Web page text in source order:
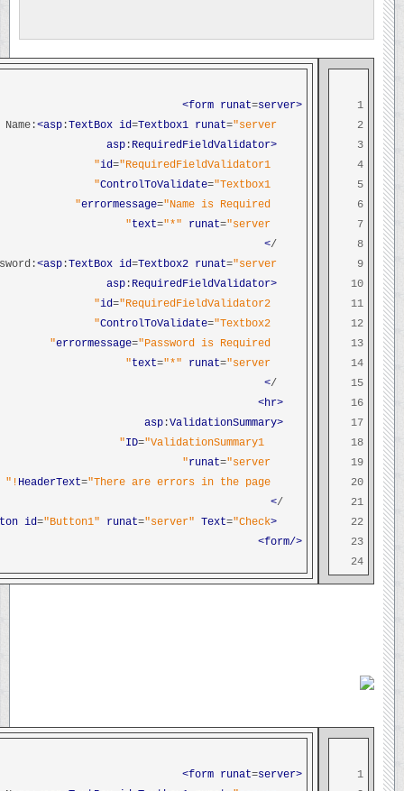
1
2
3
4
5
6
7
8
9
10
11
12
13
14
15
16
17
18
19
20
21
22
23
24
<form
runat=server>
<asp :TextBox id=Textbox1 runat="server"
<asp
: RequiredFieldValidator
id="RequiredFieldValidator1"
ControlToValidate="Textbox1"
errormessage="Name is Required"
text="*" runat="server"
/
>
<asp :TextBox id=Textbox2 runat="server"
<asp
: RequiredFieldValidator
id="RequiredFieldValidator2"
ControlToValidate="Textbox2"
errormessage="Password is Required"
text="*" runat="server"
/
>
<hr>
<asp
:ValidationSummary
ID="ValidationSummary1"
runat="server"
HeaderText="There are errors in the page!"
/
>
<asp
id="Button1" runat="server" Text="Check"
</form>
1
<form
runat=server>